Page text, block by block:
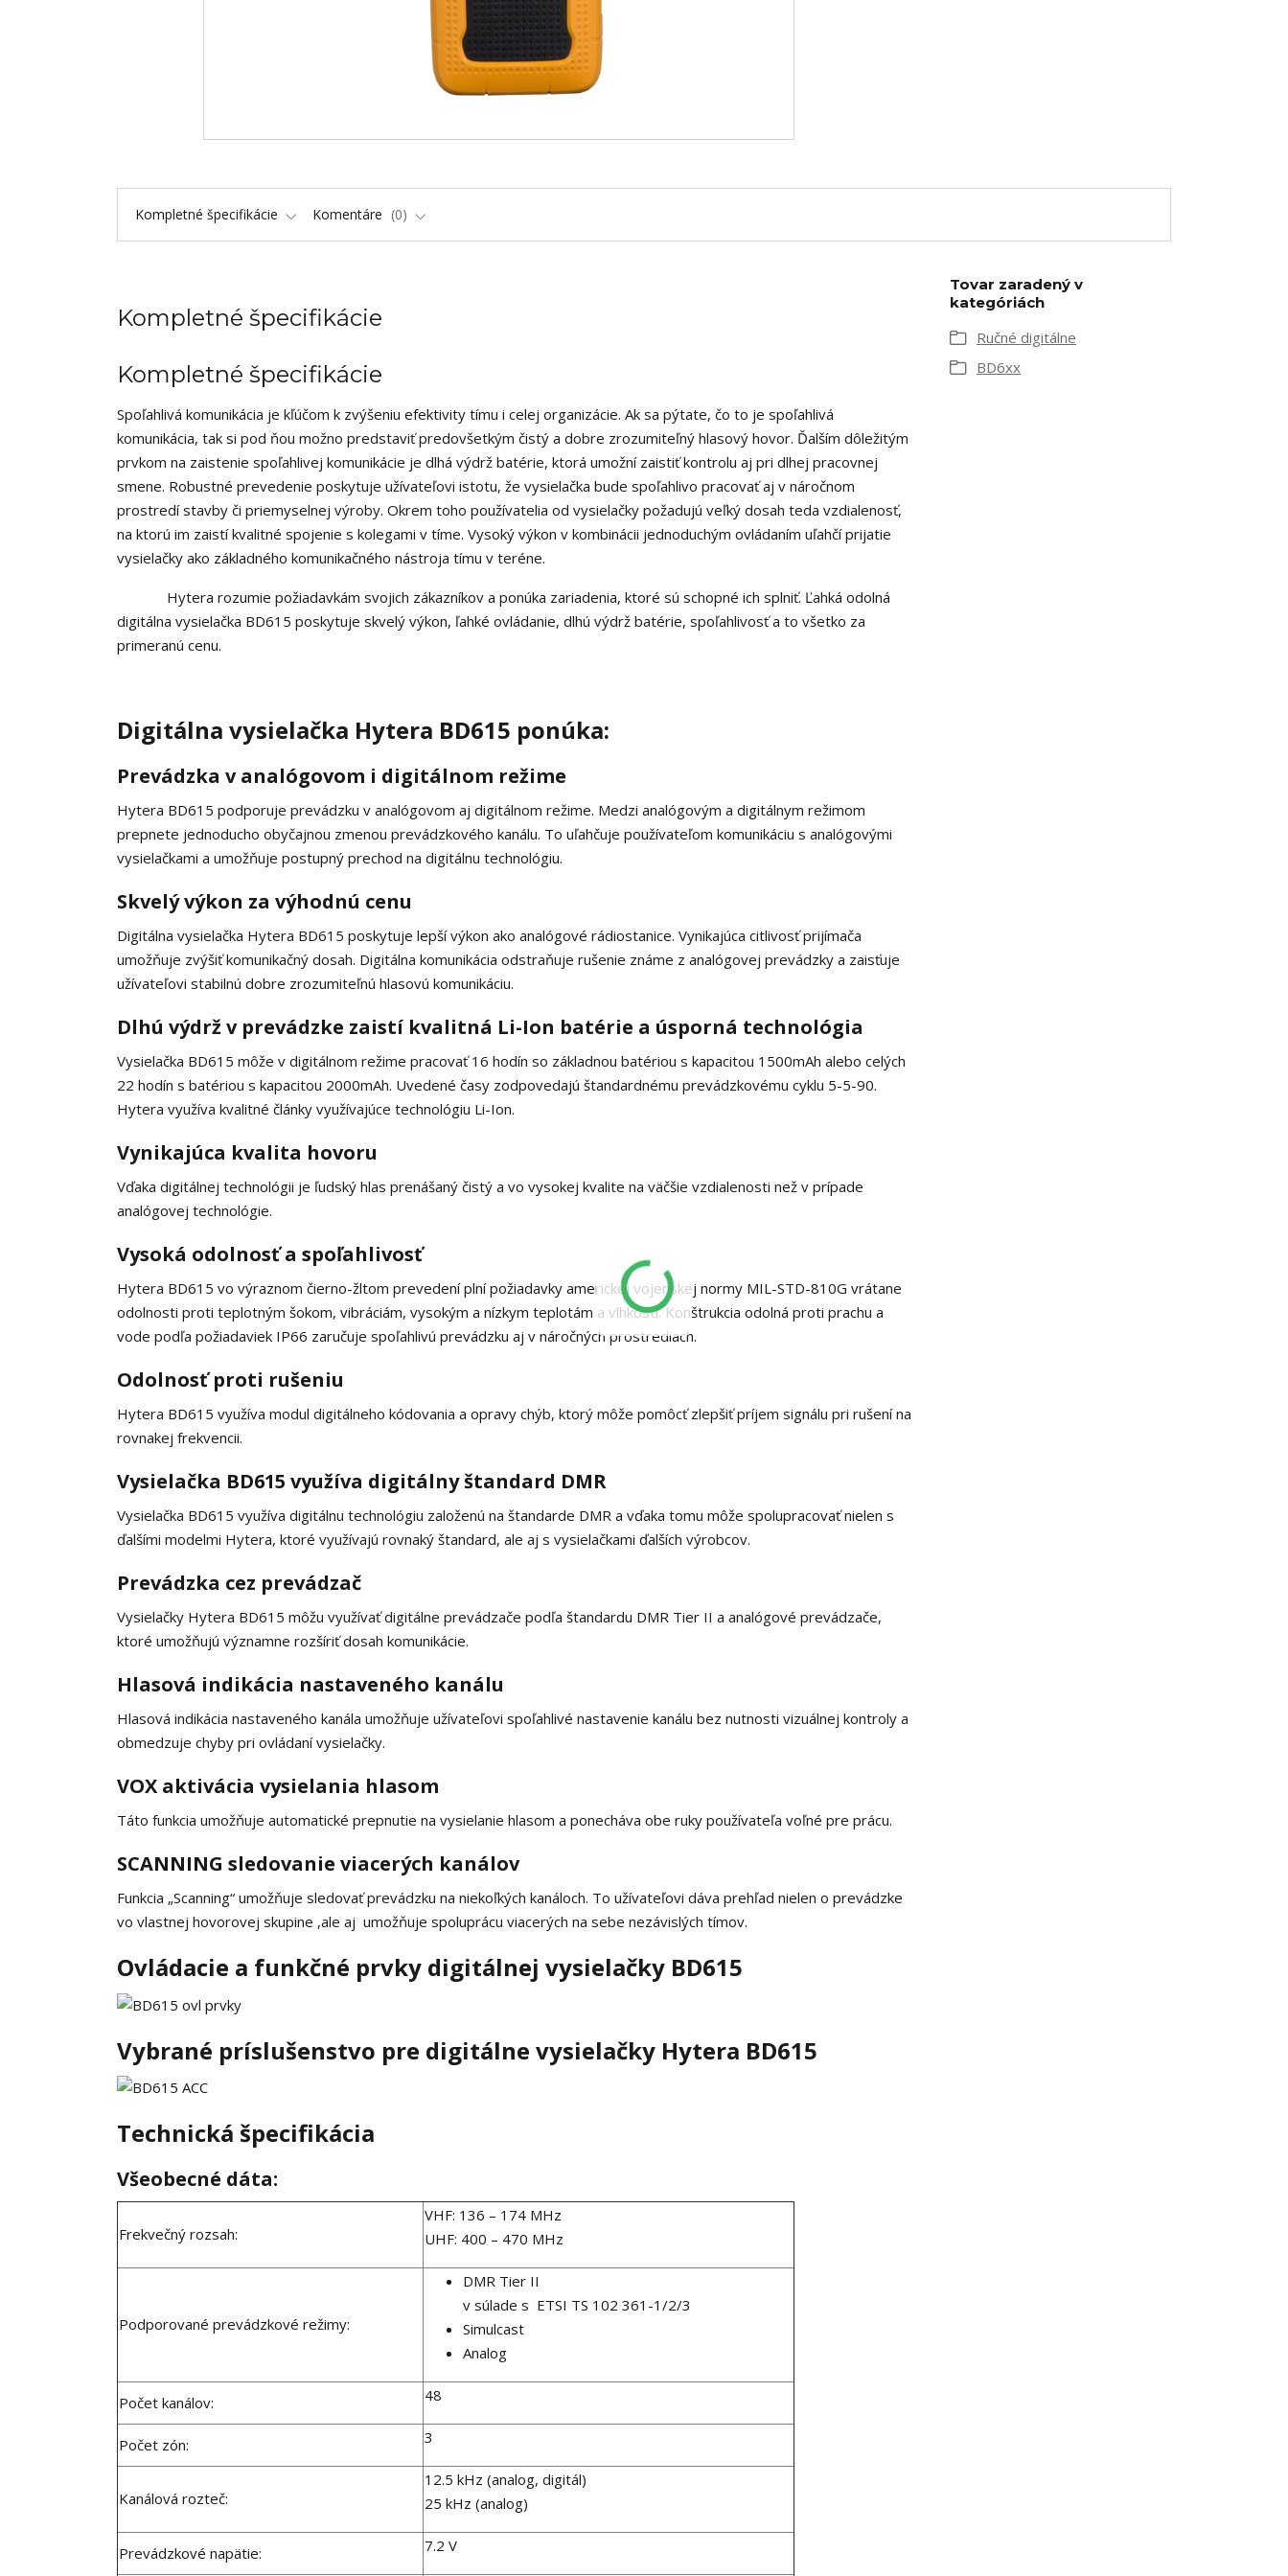
Kompletné špecifikácie Komentáre 0
Kompletné špecifikácie
Kompletné špecifikácie
Spoľahlivá komunikácia je kľúčom k zvýšeniu efektivity tímu i celej organizácie. Ak sa pýtate, čo to je spoľahlivá
komunikácia, tak si pod ňou možno predstaviť predovšetkým čistý a dobre zrozumiteľný hlasový hovor. Ďalším dôležitým
prvkom na zaistenie spoľahlivej komunikácie je dlhá výdrž batérie, ktorá umožní zaistiť kontrolu aj pri dlhej pracovnej
smene. Robustné prevedenie poskytuje užívateľovi istotu, že vysielačka bude spoľahlivo pracovať aj v náročnom
prostredí stavby či priemyselnej výroby. Okrem toho používatelia od vysielačky požadujú veľký dosah teda vzdialenosť,
na ktorú im zaistí kvalitné spojenie s kolegami v tíme. Vysoký výkon v kombinácii jednoduchým ovládaním uľahčí prijatie
vysielačky ako základného komunikačného nástroja tímu v teréne.
Hytera rozumie požiadavkám svojich zákazníkov a ponúka zariadenia, ktoré sú schopné ich splniť. Ľahká odolná
digitálna vysielačka BD615 poskytuje skvelý výkon, ľahké ovládanie, dlhú výdrž batérie, spoľahlivosť a to všetko za
primeranú cenu.
Digitálna vysielačka Hytera BD615 ponúka:
Prevádzka v analógovom i digitálnom režime
Hytera BD615 podporuje prevádzku v analógovom aj digitálnom režime. Medzi analógovým a digitálnym režimom
prepnete jednoducho obyčajnou zmenou prevádzkového kanálu. To uľahčuje používateľom komunikáciu s analógovými
vysielačkami a umožňuje postupný prechod na digitálnu technológiu.
Skvelý výkon za výhodnú cenu
Digitálna vysielačka Hytera BD615 poskytuje lepší výkon ako analógové rádiostanice. Vynikajúca citlivosť prijímača
umožňuje zvýšiť komunikačný dosah. Digitálna komunikácia odstraňuje rušenie známe z analógovej prevádzky a zaisťuje
užívateľovi stabilnú dobre zrozumiteľnú hlasovú komunikáciu.
Dlhú výdrž v prevádzke zaistí kvalitná Li-Ion batérie a úsporná technológia
Vysielačka BD615 môže v digitálnom režime pracovať 16 hodín so základnou batériou s kapacitou 1500mAh alebo celých
22 hodín s batériou s kapacitou 2000mAh. Uvedené časy zodpovedajú štandardnému prevádzkovému cyklu 5-5-90.
Hytera využíva kvalitné články využívajúce technológiu Li-Ion.
Vynikajúca kvalita hovoru
Vďaka digitálnej technológii je ľudský hlas prenášaný čistý a vo vysokej kvalite na väčšie vzdialenosti než v prípade
analógovej technológie.
Vysoká odolnosť a spoľahlivosť
Hytera BD615 vo výraznom čierno-žltom prevedení plní požiadavky americkej vojenskej normy MIL-STD-810G vrátane
odolnosti proti teplotným šokom, vibráciám, vysokým a nízkym teplotám a vlhkosti. Konštrukcia odolná proti prachu a
vode podľa požiadaviek IP66 zaručuje spoľahlivú prevádzku aj v náročných prostrediach.
Odolnosť proti rušeniu
Hytera BD615 využíva modul digitálneho kódovania a opravy chýb, ktorý môže pomôcť zlepšiť príjem signálu pri rušení na
rovnakej frekvencii.
Vysielačka BD615 využíva digitálny štandard DMR
Vysielačka BD615 využíva digitálnu technológiu založenú na štandarde DMR a vďaka tomu môže spolupracovať nielen s
ďalšími modelmi Hytera, ktoré využívajú rovnaký štandard, ale aj s vysielačkami ďalších výrobcov.
Prevádzka cez prevádzač
Vysielačky Hytera BD615 môžu využívať digitálne prevádzače podľa štandardu DMR Tier II a analógové prevádzače,
ktoré umožňujú významne rozšíriť dosah komunikácie.
Hlasová indikácia nastaveného kanálu
Hlasová indikácia nastaveného kanála umožňuje užívateľovi spoľahlivé nastavenie kanálu bez nutnosti vizuálnej kontroly a
obmedzuje chyby pri ovládaní vysielačky.
VOX aktivácia vysielania hlasom
Táto funkcia umožňuje automatické prepnutie na vysielanie hlasom a ponecháva obe ruky používateľa voľné pre prácu.
SCANNING sledovanie viacerých kanálov
Funkcia „Scanning“ umožňuje sledovať prevádzku na niekoľkých kanáloch. To užívateľovi dáva prehľad nielen o prevádzke
vo vlastnej hovorovej skupine ,ale aj umožňuje spoluprácu viacerých na sebe nezávislých tímov.
Ovládacie a funkčné prvky digitálnej vysielačky BD615
Vybrané príslušenstvo pre digitálne vysielačky Hytera BD615
Technická špecifikácia
Všeobecné dáta:
Frekvečný rozsah:
VHF: 136 – 174 MHz
UHF: 400 – 470 MHz
Podporované prevádzkové režimy:
DMR Tier II
v súlade s ETSI TS 102 361-1/2/3
Simulcast
Analog
Počet kanálov: 48
Počet zón: 3
Kanálová rozteč:
12.5 kHz (analog, digitál)
25 kHz (analog)
Prevádzkové napätie: 7.2 V
Tovar zaradený v
kategóriách
Ručné digitálne
BD6xx